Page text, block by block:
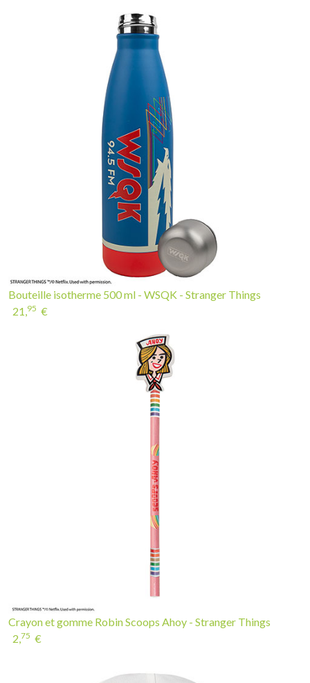
Bouteille isotherme 500 ml - WSQK - Stranger Things
21,95 €
Crayon et gomme Robin Scoops Ahoy - Stranger Things
2,75 €